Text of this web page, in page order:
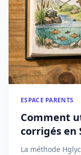
ESPACE PARENTS
Comment
corrigés en
La méthode